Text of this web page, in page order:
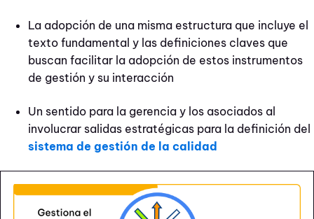
La adopción de una misma estructura que incluye el
texto fundamental y las definiciones claves que
buscan facilitar la adopción de estos instrumentos
de gestión y su interacción
Un sentido para la gerencia y los asociados al
involucrar salidas estratégicas para la definición del
sistema de gestión de la calidad